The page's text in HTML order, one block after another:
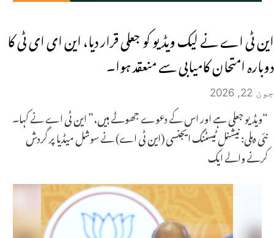
این ٹی اے نے لیک ویڈیو کو جعلی قرار دیا، این ای ای ٹی کا
دوبارہ امتحان کامیابی سے منعقد ہوا۔
جون 22, 2026
“ویڈیو جعلی ہے اور اس کے دعوے جھوٹے ہیں،” این ٹی اے نے کہا۔
نئی دہلی: نیشنل ٹیسٹنگ ایجنسی (این ٹی اے) نے سوشل میڈیا پر گردش
کرنے والے ایک